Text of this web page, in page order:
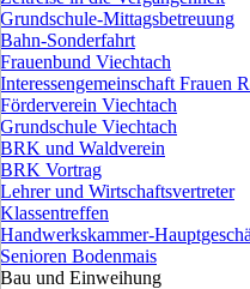
Grundschule-Mittagsbetreuung
Bahn-Sonderfahrt
Frauenbund Viechtach
Interessengemeinschaft Frauen
Förderverein Viechtach
Grundschule Viechtach
BRK und Waldverein
BRK Vortrag
Lehrer und Wirtschaftsvertreter
Klassentreffen
Handwerkskammer-
Senioren Bodenmais
Bau und Einweihung